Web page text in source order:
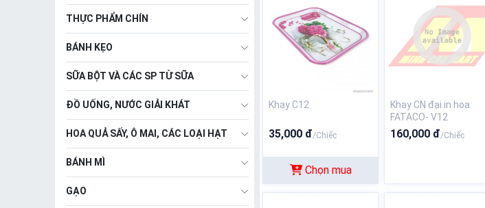
THỰC PHẨM CHÍN
BÁNH KẸO
SỮA BỘT VÀ CÁC SP TỪ SỮA
ĐỒ UỐNG, NƯỚC GIẢI KHÁT
HOA QUẢ SẤY, Ô MAI, CÁC LOẠI HẠT
BÁNH MÌ
GẠO
Khay C12
35,000 đ/Chiếc
Chọn mua
Khay CN đại in hoa
FATACO- V12
160,000 đ/Chiếc